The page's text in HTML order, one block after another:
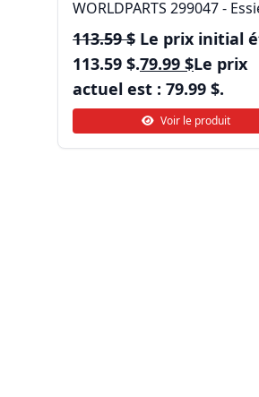
WORLDPARTS 299047 -
113.59$ Le prix initial
113.59 $.79.99 $Le prix
actuel est : 79.99 $.
Voir le produit